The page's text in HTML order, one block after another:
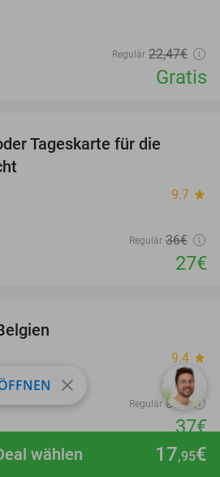
17,95€
wählen
Regulär 22,47€
Gratis
Tageskarte für die
9.7 star
Regulär 36€
27€
9.4 star
Regulär 57€
37€
close